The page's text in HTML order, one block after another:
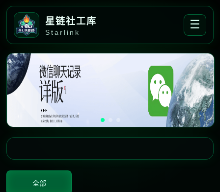
星链社工库
Starlink
☰
全部